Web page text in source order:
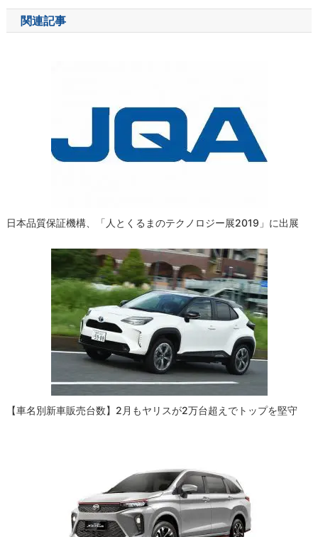
ナ
ビ
関連記事
日本品質保証機構、「人とくるまのテクノロジー展2019」に出展
【車名別新車販売台数】2月もヤリスが2万台超えでトップを堅守